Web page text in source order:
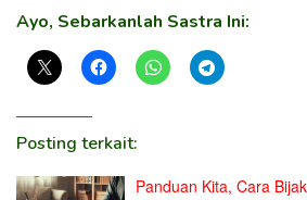
Ayo, Sebarkanlah Sastra Ini:
Posting terkait:
Panduan Kita, Cara